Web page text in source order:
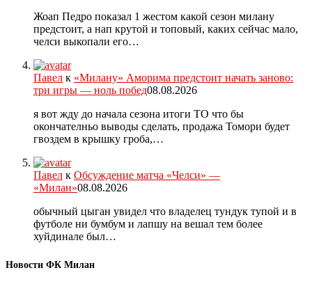
Жоап Педро показал 1 жестом какой сезон милану
предстоит, а нап крутой и топовый, каких сейчас мало,
челси выкопали его…
Павел к «Милану» Аморима предстоит начать заново:
три игры — ноль побед08.08.2026
я вот жду до начала сезона итоги ТО что бы
окончателньо выводы сделать, продажа Томори будет
гвоздем в крышку гроба,…
Павел к Обсуждение матча «Челси» —
«Милан»08.08.2026
обычный цыган увидел что владелец тундук тупой и в
футболе ни бумбум и лапшу на вешал тем более
хуйдинале был…
Новости ФК Милан